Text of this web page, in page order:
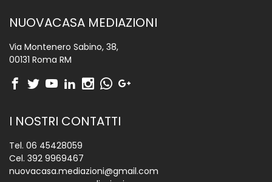
NUOVACASA MEDIAZIONI
Via Montenero Sabino, 38,
00131 Roma RM
I NOSTRI CONTATTI
Tel. 06 45428059
Cel. 392 9969467
nuovacasa.mediazioni@gmail.com